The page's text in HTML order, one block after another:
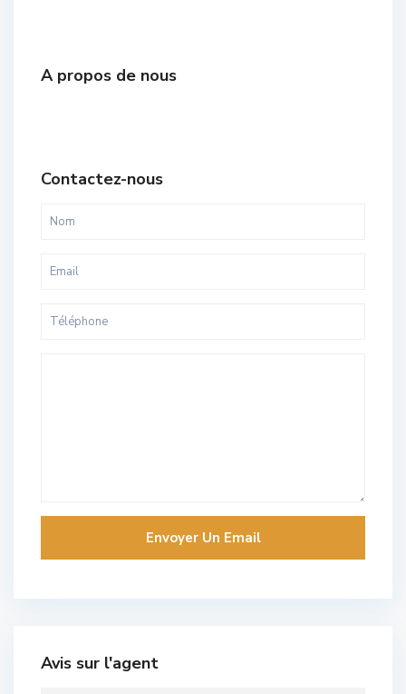
A propos de nous
Contactez-nous
Avis sur l'agent